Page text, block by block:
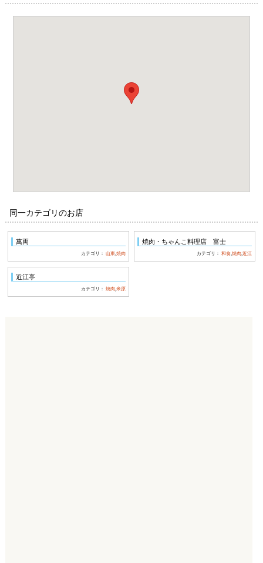
同一カテゴリのお店
萬両
カテゴリ：山東 ,焼肉
焼肉・ちゃんこ料理店 富士
カテゴリ：和食 ,焼肉 ,近江
近江亭
カテゴリ：焼肉,米原